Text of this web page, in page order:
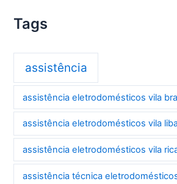
Tags
assistência
assistência eletrodomésticos vila
assistência eletrodomésticos vila
assistência eletrodomésticos vila
assistência técnica